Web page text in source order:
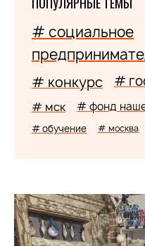
# социальное
# конкурс #
# мск # фонд
# обучение # москва